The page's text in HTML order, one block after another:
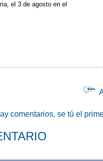
el 3 de agosto en el
comentarios, se tú el